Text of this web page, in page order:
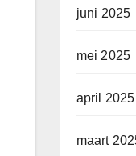
juni 2025
mei 2025
april 2025
maart